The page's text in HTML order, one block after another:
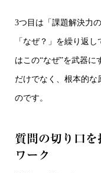
3つ目は「課題解決力
「なぜ？」を繰り返
はこの“なぜ”を武器
だけでなく、根本的な
のです。
質問の切り口
ワーク